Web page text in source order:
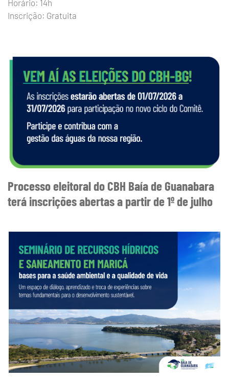
Horário: 14h
Inscrição: Gratuita
Processo eleitoral do CBH Baía de Guanabara
terá inscrições abertas a partir de 1º de julho